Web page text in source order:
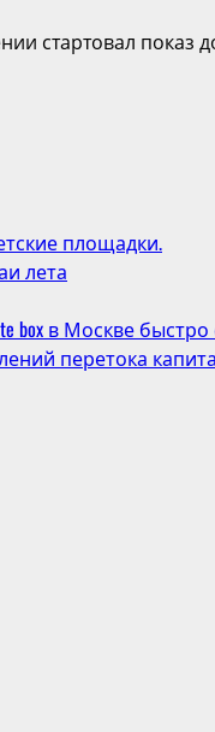
стартовал
площадки.
лета
box в Москве
перетока